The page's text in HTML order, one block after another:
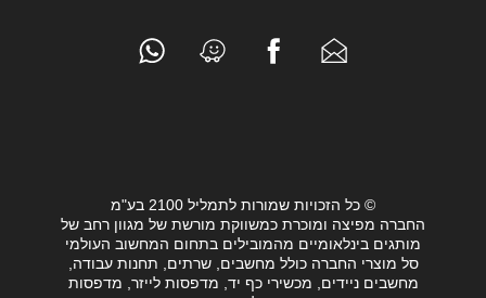
© כל הזכויות שמורות לתמליל 2100 בע"מ
החברה מפיצה ומוכרת כמשווקת מורשת של מגוון רחב של
מותגים בינלאומיים מהמובילים בתחום המחשוב העולמי
סל מוצרי החברה כולל מחשבים, שרתים, תחנות עבודה,
מחשבים ניידים, מכשירי כף יד, מדפסות לייזר, מדפסות